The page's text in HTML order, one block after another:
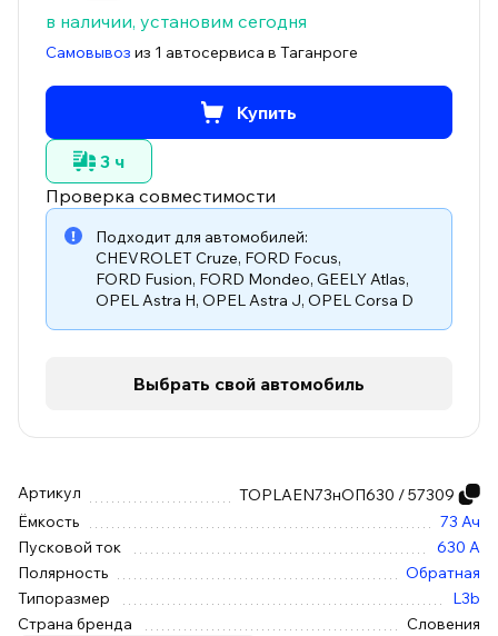
Артикул
TOPLAEN73нОП630 / 57309
Ёмкость
73 Ач
Пусковой ток
630 А
Полярность
Обратная
Типоразмер
L3b
Страна бренда
Словения
в наличии, установим сегодня
Самовывоз из 1 автосервиса в Таганроге
Купить
3 ч
Проверка совместимости
Подходит для автомобилей:
CHEVROLET Cruze, FORD Focus,
FORD Fusion, FORD Mondeo, GEELY Atlas,
OPEL Astra H, OPEL Astra J, OPEL Corsa D
Выбрать свой автомобиль